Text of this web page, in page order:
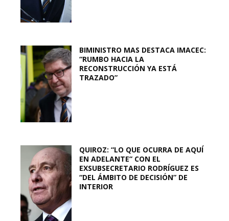
BIMINISTRO MAS DESTACA IMACEC:
“RUMBO HACIA LA
RECONSTRUCCIÓN YA ESTÁ
TRAZADO”
QUIROZ: “LO QUE OCURRA DE AQUÍ
EN ADELANTE” CON EL
EXSUBSECRETARIO RODRÍGUEZ ES
“DEL ÁMBITO DE DECISIÓN” DE
INTERIOR